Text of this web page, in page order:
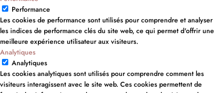
Performance
Les cookies de performance sont utilisés pour comprendre et analyser
les indices de performance clés du site web, ce qui permet d'offrir une
meilleure expérience utilisateur aux visiteurs.
Analytiques
Analytiques
Les cookies analytiques sont utilisés pour comprendre comment les
visiteurs interagissent avec le site web. Ces cookies permettent de